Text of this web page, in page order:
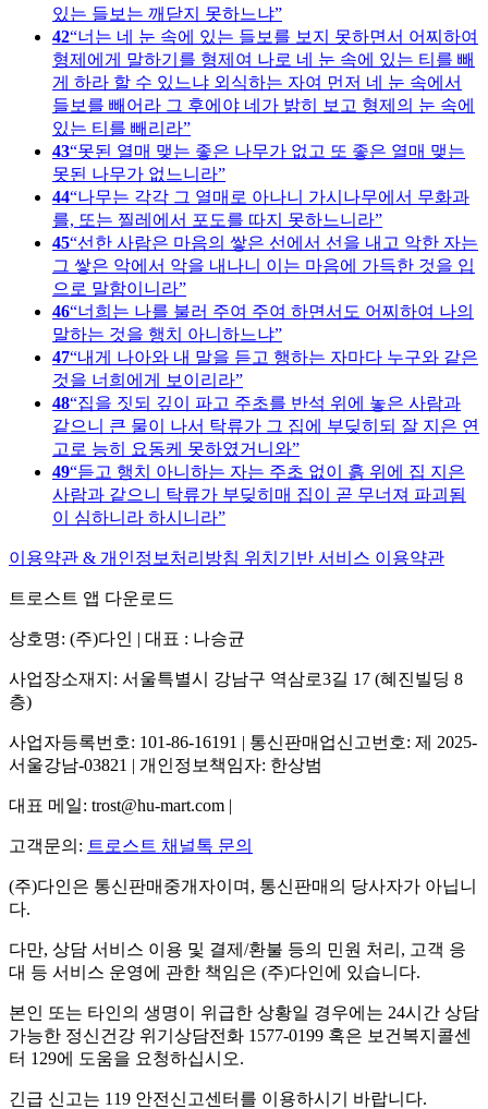
있는 들보는 깨닫지 못하느냐
42 너는 네 눈 속에 있는 들보를 보지 못하면서 어찌하여
형제에게 말하기를 형제여 나로 네 눈 속에 있는 티를 빼
게 하라 할 수 있느냐 외식하는 자여 먼저 네 눈 속에서
들보를 빼어라 그 후에야 네가 밝히 보고 형제의 눈 속에
있는 티를 빼리라
43 못된 열매 맺는 좋은 나무가 없고 또 좋은 열매 맺는
못된 나무가 없느니라
44 나무는 각각 그 열매로 아나니 가시나무에서 무화과
를, 또는 찔레에서 포도를 따지 못하느니라
45 선한 사람은 마음의 쌓은 선에서 선을 내고 악한 자는
그 쌓은 악에서 악을 내나니 이는 마음에 가득한 것을 입
으로 말함이니라
46 너희는 나를 불러 주여 주여 하면서도 어찌하여 나의
말하는 것을 행치 아니하느냐
47 내게 나아와 내 말을 듣고 행하는 자마다 누구와 같은
것을 너희에게 보이리라
48 집을 짓되 깊이 파고 주초를 반석 위에 놓은 사람과
같으니 큰 물이 나서 탁류가 그 집에 부딪히되 잘 지은 연
고로 능히 요동케 못하였거니와
49 듣고 행치 아니하는 자는 주초 없이 흙 위에 집 지은
사람과 같으니 탁류가 부딪히매 집이 곧 무너져 파괴됨
이 심하니라 하시니라
이용약관 & 개인정보처리방침 위치기반 서비스 이용약관
트로스트 앱 다운로드
상호명: (주)다인 | 대표 : 나승균
사업장소재지: 서울특별시 강남구 역삼로3길 17 (혜진빌딩 8
층)
사업자등록번호: 101-86-16191 | 통신판매업신고번호: 제 2025-
서울강남-03821 | 개인정보책임자: 한상범
대표 메일: trost@hu-mart.com |
고객문의: 트로스트 채널톡 문의
(주)다인은 통신판매중개자이며, 통신판매의 당사자가 아닙니
다.
다만, 상담 서비스 이용 및 결제/환불 등의 민원 처리, 고객 응
대 등 서비스 운영에 관한 책임은 (주)다인에 있습니다.
본인 또는 타인의 생명이 위급한 상황일 경우에는 24시간 상담
가능한 정신건강 위기상담전화 1577-0199 혹은 보건복지콜센
터 129에 도움을 요청하십시오.
긴급 신고는 119 안전신고센터를 이용하시기 바랍니다.